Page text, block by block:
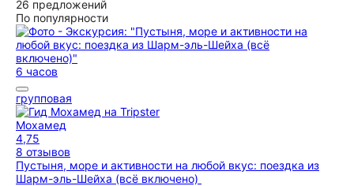
26 предложений
По популярности
6 часов
групповая
Мохамед
4,75
8 отзывов
Пустыня, море и активности на любой вкус: поездка из
Шарм-эль-Шейха (всё включено)